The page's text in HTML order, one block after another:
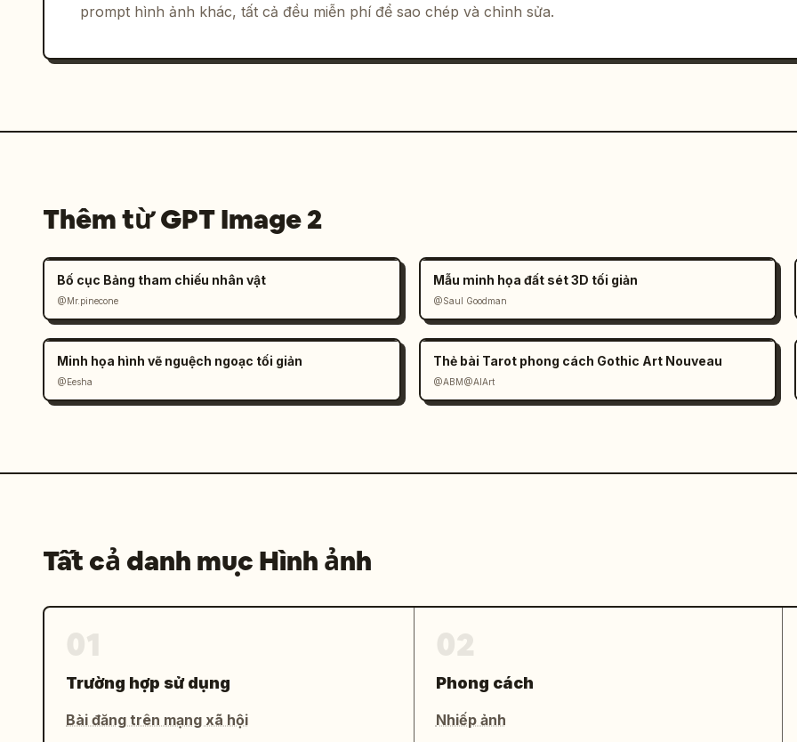
prompt hình ảnh khác, tất cả đều miễn phí để sao chép và chỉnh sửa.
Thêm từ GPT Image 2
Bố cục Bảng tham chiếu nhân vật
@Mr.pinecone
Mẫu minh họa đất sét 3D tối giản
@Saul Goodman
Minh họa hình vẽ nguệch ngoạc tối giản
@Eesha
Thẻ bài Tarot phong cách Gothic Art Nouveau
@ABM@AIArt
Tất cả danh mục Hình ảnh
Trường hợp sử dụng
Bài đăng trên mạng xã hội
Phong cách
Nhiếp ảnh